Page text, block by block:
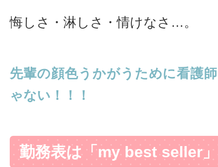
悔しさ・淋しさ・情けなさ…。
先輩の顔色うかがうために看護
ゃない！！！
勤務表は「my best seller」